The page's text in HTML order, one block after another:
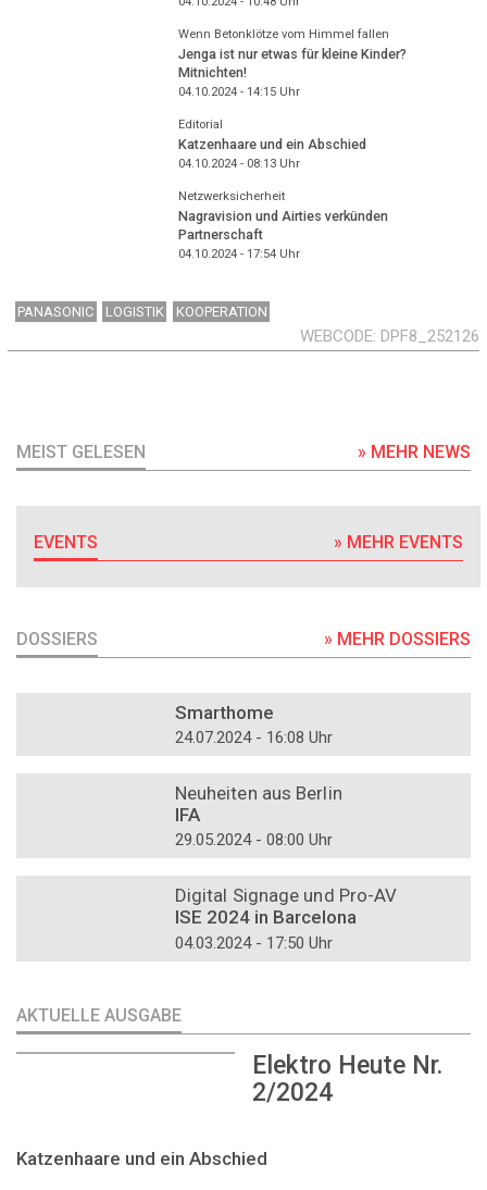
Wenn Betonklötze vom Himmel fallen
Jenga ist nur etwas für kleine Kinder?
Mitnichten!
04.10.2024 - 14:15Uhr
Editorial
Katzenhaare und ein Abschied
04.10.2024 - 08:13Uhr
Netzwerksicherheit
Nagravision und Airties verkünden
Partnerschaft
04.10.2024 - 17:54Uhr
PANASONIC LOGISTIK KOOPERATION
WEBCODE DPF8_252126
MEIST GELESEN » MEHR NEWS
EVENTS » MEHR EVENTS
DOSSIERS » MEHR DOSSIERS
Smarthome
24.07.2024 - 16:08 Uhr
Neuheiten aus Berlin
IFA
29.05.2024 - 08:00 Uhr
Digital Signage und Pro-AV
ISE 2024 in Barcelona
04.03.2024 - 17:50 Uhr
AKTUELLE AUSGABE
Elektro Heute Nr.
2/2024
Katzenhaare und ein Abschied